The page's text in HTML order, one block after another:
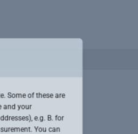
Some of these are
and your
e.g. B. for
You can